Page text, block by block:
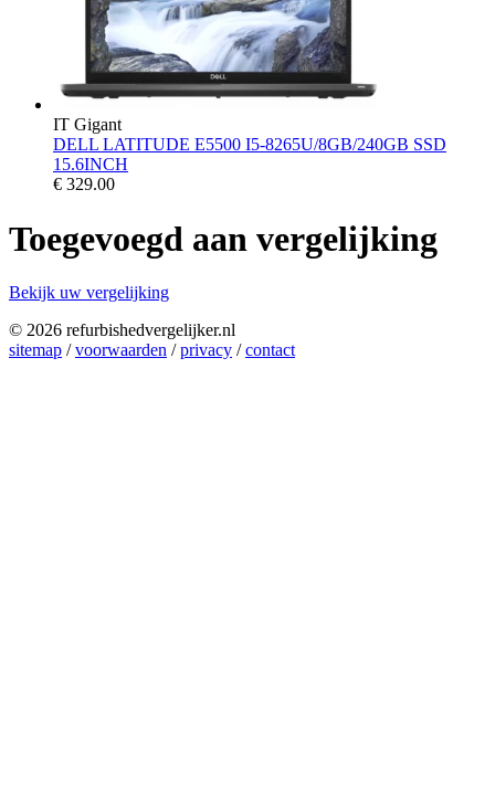
IT Gigant
DELL LATITUDE E5500 I5-8265U/8GB/240GB SSD
15.6INCH
€ 329.00
Toegevoegd aan vergelijking
Bekijk uw vergelijking
© 2026 refurbishedvergelijker.nl
sitemap /voorwaarden /privacy /contact